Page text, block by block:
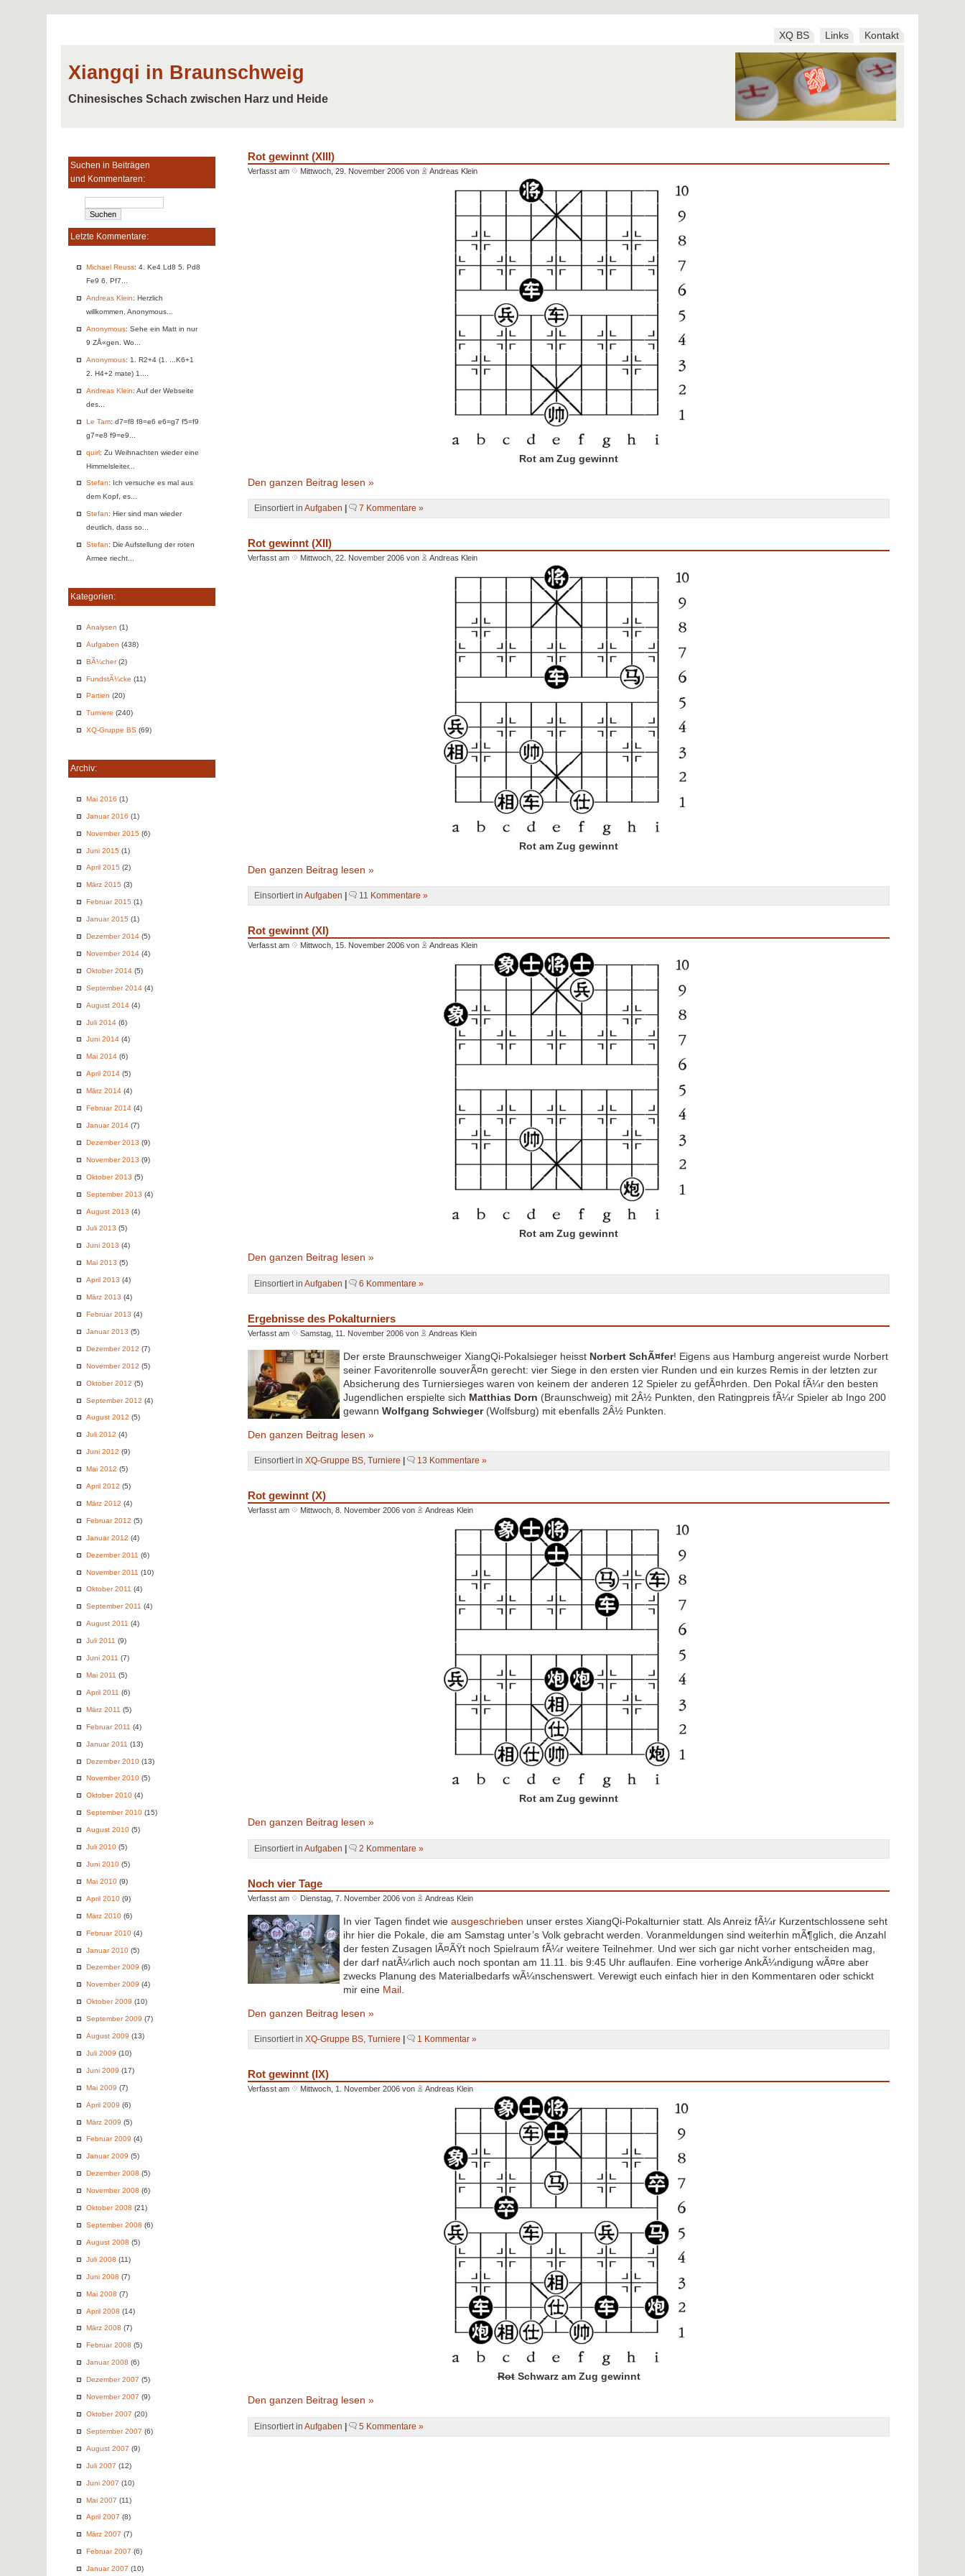
XQ BS Links Kontakt
Xiangqi in Braunschweig
Chinesisches Schach zwischen Harz und Heide
Suchen in Beiträgen
und Kommentaren:
Letzte Kommentare:
Michael Reuss: 4. Ke4 Ld8 5. Pd8
Fe9 6. Pf7...
Andreas Klein: Herzlich
willkommen, Anonymous...
Anonymous: Sehe ein Matt in nur
9 ZÅ«gen. Wo...
Anonymous: 1. R2+4 (1. ...K6+1
2. H4+2 mate) 1....
Andreas Klein: Auf der Webseite
des...
Le Tam: d7=f8 f8=e6 e6=g7 f5=f9
g7=e8 f9=e9...
quirl: Zu Weihnachten wieder eine
Himmelsleiter...
Stefan: Ich versuche es mal aus
dem Kopf, es...
Stefan: Hier sind man wieder
deutlich, dass so...
Stefan: Die Aufstellung der roten
Armee riecht...
Kategorien:
Analysen (1)
Aufgaben (438)
BÃ¼cher(2)
FundstÃ¼cke (11)
Partien (20)
Turniere (240)
XQ-Gruppe BS (69)
Archiv:
Mai 2016 (1)
Januar 2016 (1)
November 2015 (6)
Juni 2015 (1)
April 2015 (2)
März 2015 (3)
Februar 2015 (1)
Januar 2015 (1)
Dezember 2014 (5)
November 2014 (4)
Oktober 2014 (5)
September 2014 (4)
August 2014 (4)
Juli 2014 (6)
Juni 2014 (4)
Mai 2014 (6)
April 2014 (5)
März 2014 (4)
Februar 2014 (4)
Januar 2014 (7)
Dezember 2013 (9)
November 2013 (9)
Oktober 2013 (5)
September 2013 (4)
August 2013 (4)
Juli 2013 (5)
Juni 2013 (4)
Mai 2013 (5)
April 2013 (4)
März 2013 (4)
Februar 2013 (4)
Januar 2013 (5)
Dezember 2012 (7)
November 2012 (5)
Oktober 2012 (5)
September 2012 (4)
August 2012 (5)
Juli 2012 (4)
Juni 2012 (9)
Mai 2012 (5)
April 2012 (5)
März 2012 (4)
Februar 2012 (5)
Januar 2012 (4)
Dezember 2011 (6)
November 2011 (10)
Oktober 2011 (4)
September 2011 (4)
August 2011 (4)
Juli 2011 (9)
Juni 2011 (7)
Mai 2011 (5)
April 2011 (6)
März 2011 (5)
Februar 2011 (4)
Januar 2011 (13)
Dezember 2010 (13)
November 2010 (5)
Oktober 2010 (4)
September 2010 (15)
August 2010 (5)
Juli 2010 (5)
Juni 2010 (5)
Mai 2010 (9)
April 2010 (9)
März 2010 (6)
Februar 2010 (4)
Januar 2010 (5)
Dezember 2009 (6)
November 2009 (4)
Oktober 2009 (10)
September 2009 (7)
August 2009 (13)
Juli 2009 (10)
Juni 2009 (17)
Mai 2009 (7)
April 2009 (6)
März 2009 (5)
Februar 2009 (4)
Januar 2009 (5)
Dezember 2008 (5)
November 2008 (6)
Oktober 2008 (21)
September 2008 (6)
August 2008 (5)
Juli 2008 (11)
Juni 2008 (7)
Mai 2008 (7)
April 2008 (14)
März 2008 (7)
Februar 2008 (5)
Januar 2008 (6)
Dezember 2007 (5)
November 2007 (9)
Oktober 2007 (20)
September 2007 (6)
August 2007 (9)
Juli 2007 (12)
Juni 2007 (10)
Mai 2007 (11)
April 2007 (8)
März 2007 (7)
Februar 2007 (6)
Januar 2007 (10)
Rot gewinnt (XIII)
Verfasst am Mittwoch, 29. November 2006 von Andreas Klein
Rot am Zug gewinnt
Den ganzen Beitrag lesen »
Einsortiert inAufgaben 7 Kommentare »
Rot gewinnt (XII)
Verfasst am Mittwoch, 22. November 2006 von Andreas Klein
Rot am Zug gewinnt
Den ganzen Beitrag lesen »
Einsortiert inAufgaben 11 Kommentare »
Rot gewinnt (XI)
Verfasst am Mittwoch, 15. November 2006 von Andreas Klein
Rot am Zug gewinnt
Den ganzen Beitrag lesen »
Einsortiert inAufgaben | 6 Kommentare »
Ergebnisse des Pokalturniers
Verfasst am Samstag, 11. November 2006 von Andreas Klein
Der erste Braunschweiger XiangQi-Pokalsieger heisst Norbert SchÃ¤fer! Eigens aus Hamburg angereist wurde Norbert
seiner Favoritenrolle souverÃ¤n gerecht: vier Siege in den ersten vier Runden und ein kurzes Remis in der letzten zur
Absicherung des Turniersieges waren von keinem der anderen 12 Spieler zu gefÃ¤hrden. Den Pokal fÃ¼r den besten
Jugendlichen erspielte sich Matthias Dorn (Braunschweig) mit 2Â½ Punkten, den Ratingpreis fÃ¼r Spieler ab Ingo 200
gewannWolfgang Schwieger(Wolfsburg) mit ebenfalls 2Â½ Punkten.
Den ganzen Beitrag lesen »
Einsortiert inXQ-Gruppe BS,Turniere 13 Kommentare »
Rot gewinnt (X)
Verfasst am Mittwoch, 8. November 2006 von Andreas Klein
Rot am Zug gewinnt
Den ganzen Beitrag lesen »
Einsortiert inAufgaben | 2 Kommentare »
Noch vier Tage
Verfasst am Dienstag, 7. November 2006 von Andreas Klein
In vier Tagen findet wieausgeschrieben unser erstes XiangQi-Pokalturnier statt. Als Anreiz fÃ¼r Kurzentschlossene seht
ihr hier die Pokale, die am Samstag unter’s Volk gebracht werden. Voranmeldungen sind weiterhin mÃ¶glich, die Anzahl
der festen Zusagen lÃ¤ÃŸt noch Spielraum fÃ¼r weitere Teilnehmer. Und wer sich gar nicht vorher entscheiden mag,
der darf natÃ¼rlich auch noch spontan am 11.11. bis 9:45 Uhr auflaufen. Eine vorherige AnkÃ¼ndigung wÃ¤re aber
zwecks Planung des Materialbedarfs wÃ¼nschenswert. Verewigt euch einfach hier in den Kommentaren oder schickt
mir eine Mail .
Den ganzen Beitrag lesen »
Einsortiert inXQ-Gruppe BS,Turniere 1 Kommentar »
Rot gewinnt (IX)
Verfasst am Mittwoch, 1. November 2006 von Andreas Klein
RotSchwarz am Zug gewinnt
Den ganzen Beitrag lesen »
Einsortiert inAufgaben | 5 Kommentare »